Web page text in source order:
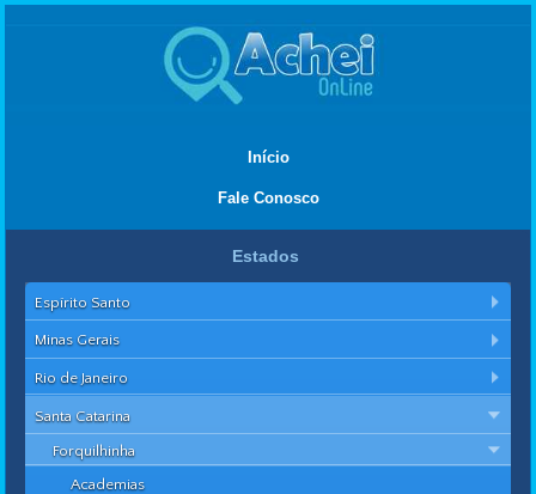
Início
Fale Conosco
Estados
Espírito Santo
Minas Gerais
Rio de Janeiro
Santa Catarina
Forquilhinha
Academias